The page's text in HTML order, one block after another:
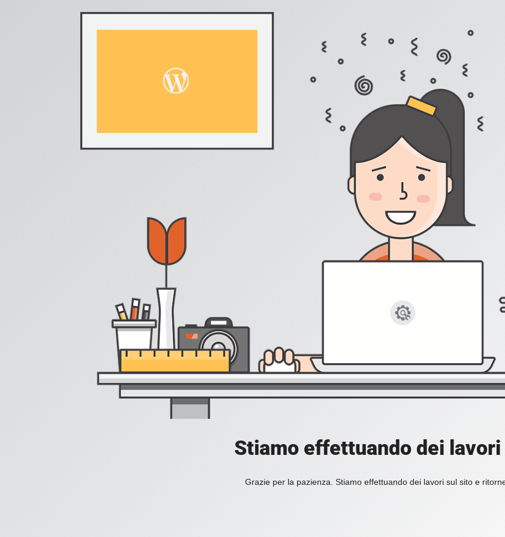
Stiamo effettuando dei
Grazie per la pazienza. Stiamo effettuando dei lavori sul sito e